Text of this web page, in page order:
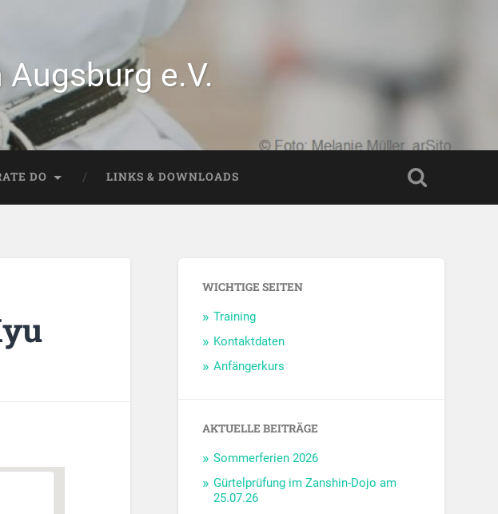
e.V.
DO LINKS & DOWNLOADS
WICHTIGE SEITEN
Training
Kontaktdaten
Anfängerkurs
AKTUELLE BEITRÄGE
Sommerferien 2026
Gürtelprüfung im Zanshin-Dojo am
25.07.26